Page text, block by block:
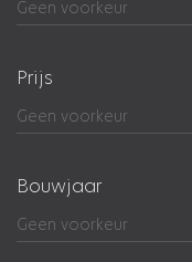
Prijs
Bouwjaar